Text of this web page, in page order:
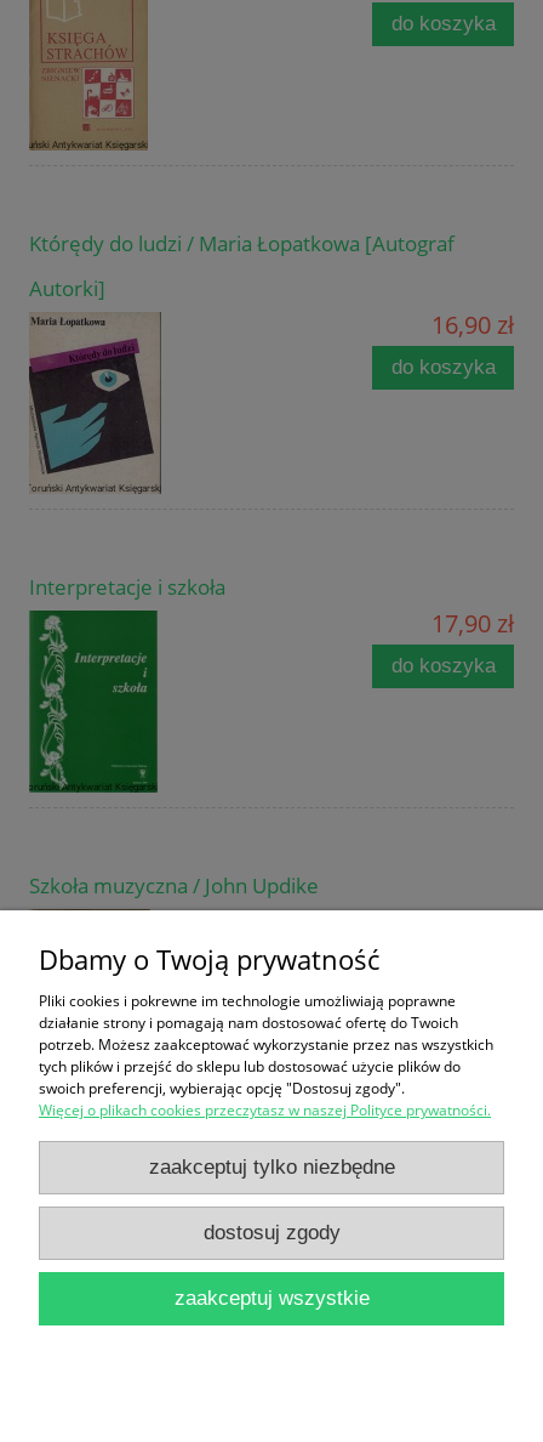
do koszyka
Którędy do ludzi / Maria Łopatkowa [Autograf
Autorki]
16,90 zł
do koszyka
Interpretacje i szkoła
17,90 zł
do koszyka
Szkoła muzyczna / John Updike
Szkoła Robinsonów / Juliusz Verne
do koszyka
Dbamy o Twoją prywatność
Pliki cookies i pokrewne im technologie umożliwiają poprawne
działanie strony i pomagają nam dostosować ofertę do Twoich
potrzeb. Możesz zaakceptować wykorzystanie przez nas wszystkich
tych plików i przejść do sklepu lub dostosować użycie plików do
swoich preferencji, wybierając opcję "Dostosuj zgody".
Więcej o plikach cookies przeczytasz w naszej Polityce prywatności.
zaakceptuj tylko niezbędne
dostosuj zgody
zaakceptuj wszystkie